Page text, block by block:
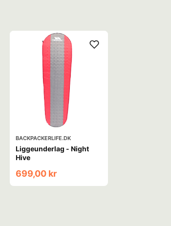
BACKPACKERLIFE.DK
Liggeunderlag - Night
Hive
699,00 kr